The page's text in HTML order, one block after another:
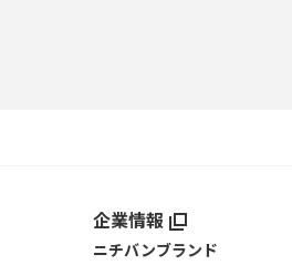
企業情報
ニチバンブランド